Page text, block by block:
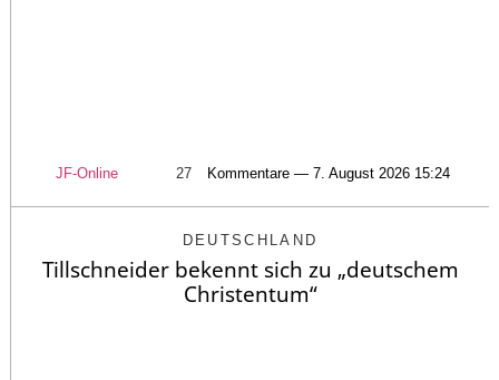
JF-Online 27 Kommentare — 7. August 2026 15:24
DEUTSCHLAND
Tillschneider bekennt sich zu „deutschem
Christentum“